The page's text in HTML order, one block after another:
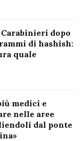
dopo
di hashish:
quale
medici e
nelle aree
dal ponte